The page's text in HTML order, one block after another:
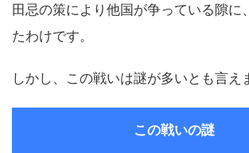
田忌の策により他国が争っている隙に
たわけです。
しかし、この戦いは謎が多いとも言え
この戦いの謎